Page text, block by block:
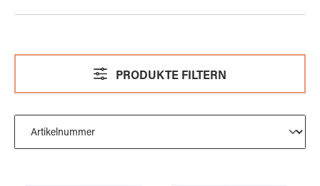
PRODUKTE FILTERN